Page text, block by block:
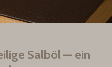
Salböl — ein